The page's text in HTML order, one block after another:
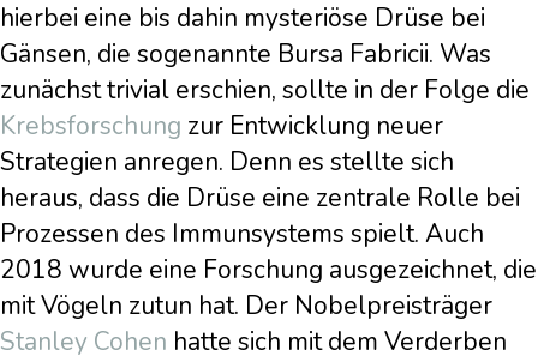
hierbei eine bis dahin mysteriöse Drüse bei
Gänsen, die sogenannte Bursa Fabricii. Was
zunächst trivial erschien, sollte in der Folge die
Krebsforschung zur Entwicklung neuer
Strategien anregen. Denn es stellte sich
heraus, dass die Drüse eine zentrale Rolle bei
Prozessen des Immunsystems spielt. Auch
2018 wurde eine Forschung ausgezeichnet, die
mit Vögeln zutun hat. Der Nobelpreisträger
Stanley Cohen hatte sich mit dem Verderben